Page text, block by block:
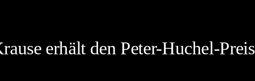
erhält den Peter-Huchel-Preis